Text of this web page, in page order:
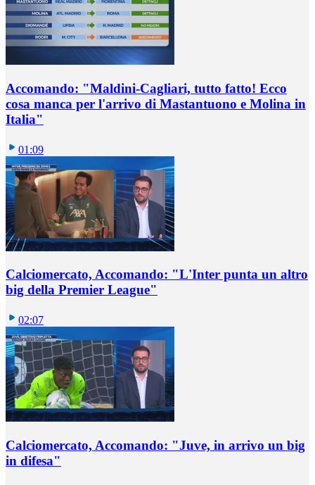
Accomando: "Maldini-Cagliari, tutto fatto! Ecco
cosa manca per l'arrivo di Mastantuono e Molina in
Italia"
01:09
Calciomercato, Accomando: "L'Inter punta un altro
big della Premier League"
02:07
Calciomercato, Accomando: "Juve, in arrivo un big
in difesa"